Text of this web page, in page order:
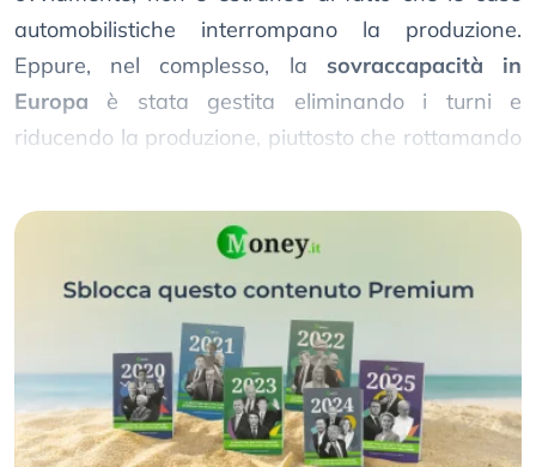
automobilistiche interrompano la produzione.
Eppure, nel complesso, la sovraccapacità in
Europa è stata gestita eliminando i turni e
riducendo la produzione, piuttosto che rottamando